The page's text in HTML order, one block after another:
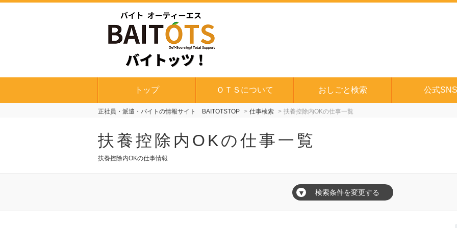
トップ ＯＴＳについて おしごと検索 公式SNS
正社員・派遣・バイトの情報サイト BAITOTSTOP 仕事検索 扶養控除内OKの仕事一覧
扶養控除内OKの仕事一覧
扶養控除内OKの仕事情報
▼ 検索条件を変更する